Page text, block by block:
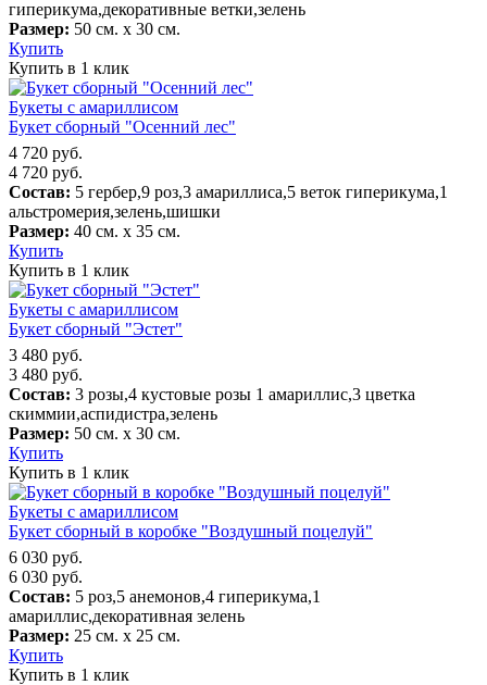
гиперикума,декоративные ветки,зелень
Размер: 50 см. х 30 см.
Купить
Купить в 1 клик
Букеты с амариллисом
Букет сборный "Осенний лес"
4 720 руб.
4 720 руб.
Состав: 5 гербер,9 роз,3 амариллиса,5 веток гиперикума,1
альстромерия,зелень,шишки
Размер: 40 см. х 35 см.
Купить
Купить в 1 клик
Букеты с амариллисом
Букет сборный "Эстет"
3 480 руб.
3 480 руб.
Состав: 3 розы,4 кустовые розы 1 амариллис,3 цветка
скиммии,аспидистра,зелень
Размер: 50 см. х 30 см.
Купить
Купить в 1 клик
Букеты с амариллисом
Букет сборный в коробке "Воздушный поцелуй"
6 030 руб.
6 030 руб.
Состав: 5 роз,5 анемонов,4 гиперикума,1
амариллис,декоративная зелень
Размер: 25 см. х 25 см.
Купить
Купить в 1 клик